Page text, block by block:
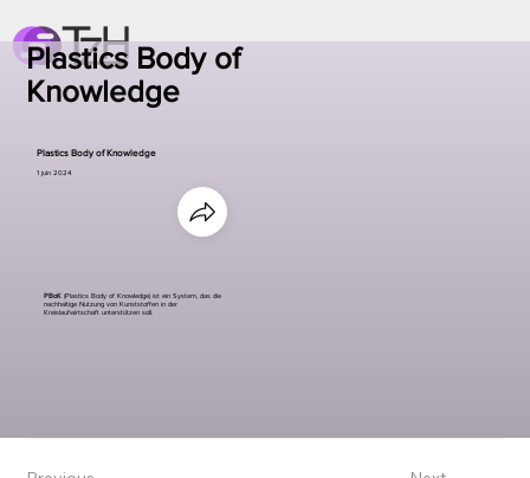
Plastics Body of
Knowledge
Plastics Body of Knowledge
1 juin 2024
PBoK (Plastics Body of Knowledge) ist ein System, das die
nachhaltige Nutzung von Kunststoffen in der
Kreislaufwirtschaft unterstützen soll.